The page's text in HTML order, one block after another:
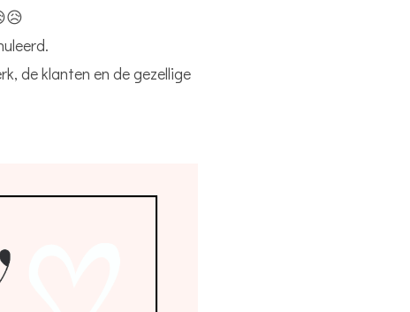
de klanten en de gezellige